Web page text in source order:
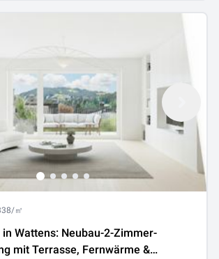
㎡
Wattens: Neubau-2-Zimmer-
mit Terrasse, Fernwärme &